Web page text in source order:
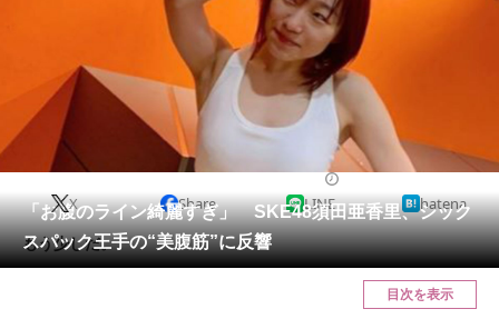
クイズ
地域
住まい 教育・育児
会員記事
メディア
「お腹のライン綺麗すぎ」 SKE48須田亜香里、シック
スパック王手の“美腹筋”に反響
X Share LINE hatena
もう少しだ。
目次を表示